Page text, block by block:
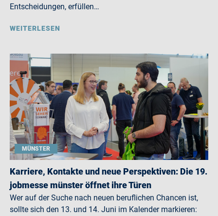
Entscheidungen, erfüllen…
WEITERLESEN
MÜNSTER
Karriere, Kontakte und neue Perspektiven: Die 19.
jobmesse münster öffnet ihre Türen
Wer auf der Suche nach neuen beruflichen Chancen ist,
sollte sich den 13. und 14. Juni im Kalender markieren: